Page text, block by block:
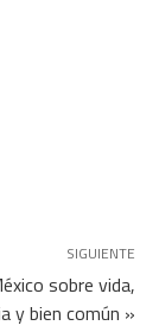
SIGUIENTE
sobre vida,
y bien común »